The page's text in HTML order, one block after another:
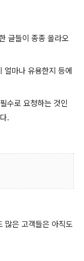
글들이 종종 올라오
얼마나 유용한지 등에
수로 요청하는 것인
.
많은 고객들은 아직도